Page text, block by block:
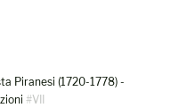
Piranesi (1720-1778) -
#VII